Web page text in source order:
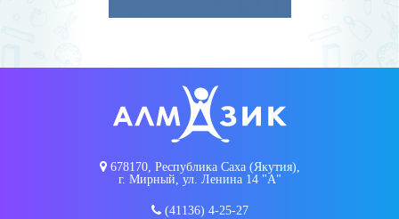
678170, Республика Саха (Якутия),
г. Мирный, ул. Ленина 14 "А"
(41136) 4-25-27